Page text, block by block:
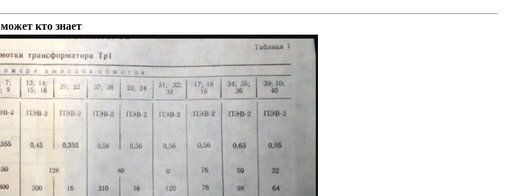
может кто знает